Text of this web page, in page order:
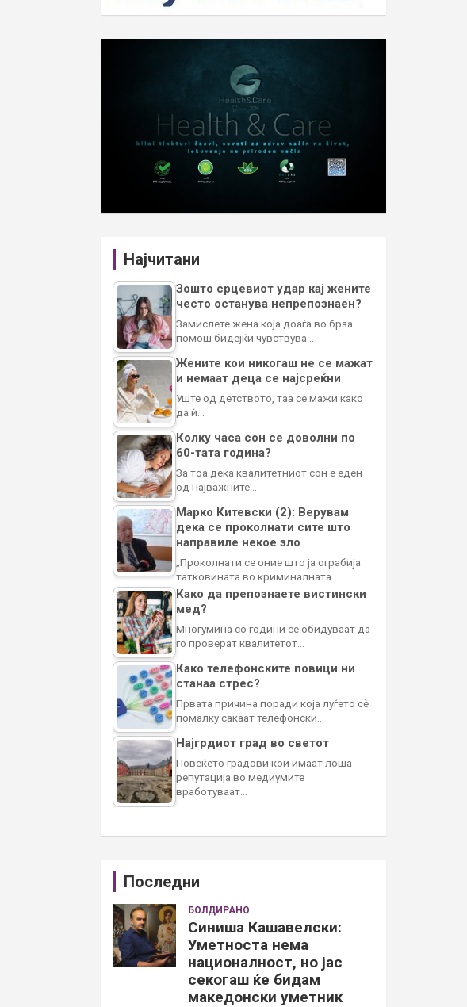
Најчитани
Зошто срцевиот удар кај жените
често останува непрепознаен?
Замислете жена која доаѓа во брза
помош бидејќи чувствува…
Жените кои никогаш не се мажат
и немаат деца се најсреќни
Уште од детството, таа се мажи како
да ѝ…
Колку часа сон се доволни по
60-тата година?
За тоа дека квалитетниот сон е еден
од најважните…
Марко Китевски (2): Верувам
дека се проколнати сите што
направиле некое зло
„Проколнати се оние што ја ограбија
татковината во криминалната…
Како да препознаете вистински
мед?
Многумина со години се обидуваат да
го проверат квалитетот…
Како телефонските повици ни
станаа стрес?
Првата причина поради која луѓето сè
помалку сакаат телефонски…
Најгрдиот град во светот
Повеќето градови кои имаат лоша
репутација во медиумите
вработуваат…
Последни
БОЛДИРАНО
Синиша Кашавелски:
Уметноста нема
националност, но јас
секогаш ќе бидам
македонски уметник